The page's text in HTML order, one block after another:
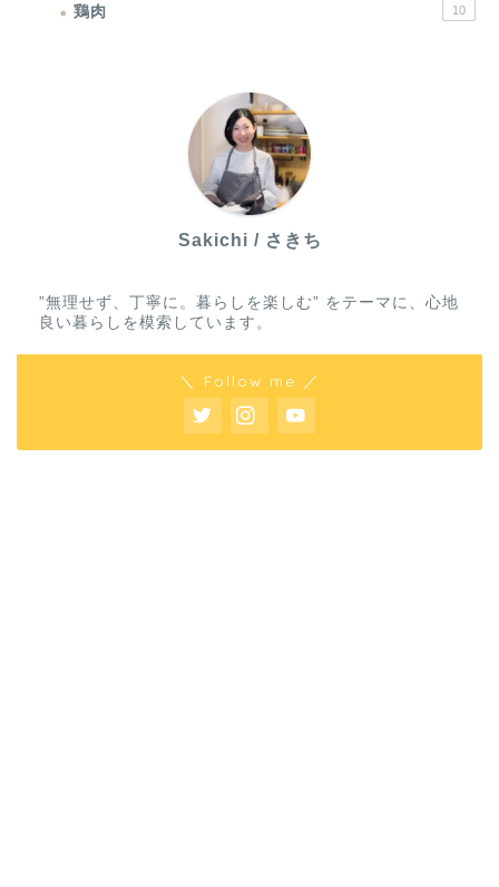
鶏肉 10
Sakichi / さきち
”無理せず、丁寧に。暮らしを楽しむ” をテーマに、心地
良い暮らしを模索しています。
＼ Follow me ／